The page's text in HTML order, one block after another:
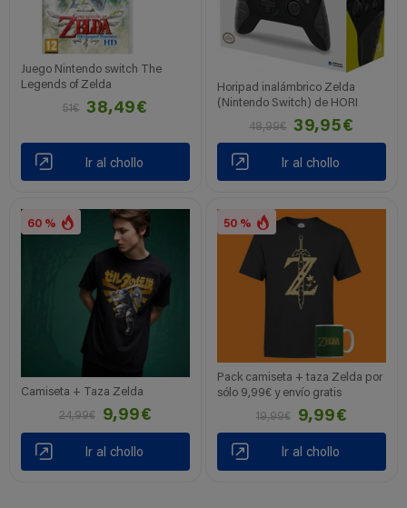
Juego Nintendo switch The
Legends of Zelda
51€
38,49€
Ir al chollo
Horipad inalámbrico Zelda
(Nintendo Switch) de HORI
48,99€
39,95€
Ir al chollo
60 %
Camiseta + Taza Zelda
24,99€
9,99€
Ir al chollo
50 %
Pack camiseta + taza Zelda por
sólo 9,99€ y envío gratis
19,99€
9,99€
Ir al chollo